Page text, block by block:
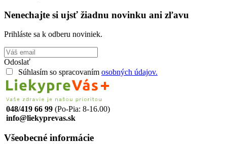
Nenechajte si ujsť žiadnu novinku ani zľavu
Prihláste sa k odberu noviniek.
Odoslať
Súhlasím so spracovaním osobných údajov.
048/419 66 99 (Po-Pia: 8-16.00)
info@liekyprevas.sk
Všeobecné informácie